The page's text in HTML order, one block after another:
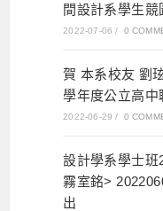
間設計系學生
2022-07-06 / 0
賀 本系校友 劉
學年度公立高中
2022-06-29 / 0
設計學系學士
霧室銘>
出